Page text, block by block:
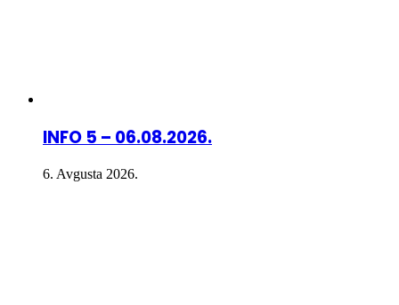
INFO 5 – 06.08.2026.
6. Avgusta 2026.